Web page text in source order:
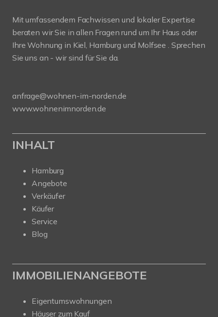
Mit umfassendem Fachwissen und lokaler Expertise
beraten wir Sie in allen Fragen rund um Ihr Haus oder
Ihre Wohnung in Kiel, Hamburg und Molfsee . Sprechen
Sie uns an - wir sind für Sie da.
anfrage@wohnen-im-norden.de
www.wohnenimnorden.de
INHALT
Hamburg
Angebote
Verkäufer
Käufer
Service
Blog
IMMOBILIENANGEBOTE
Eigentumswohnungen
Häuser zum Kauf